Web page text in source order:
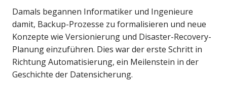
Damals begannen Informatiker und Ingenieure
damit, Backup-Prozesse zu formalisieren und neue
Konzepte wie Versionierung und Disaster-Recovery-
Planung einzuführen. Dies war der erste Schritt in
Richtung Automatisierung, ein Meilenstein in der
Geschichte der Datensicherung.